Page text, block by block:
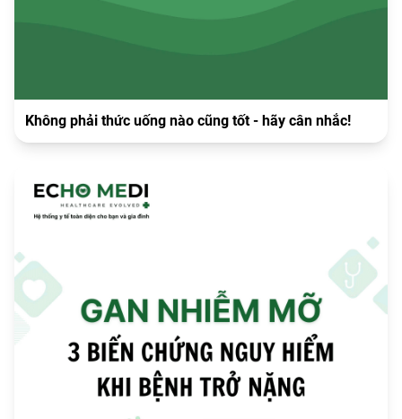
Không phải thức uống nào cũng tốt - hãy cân nhắc!